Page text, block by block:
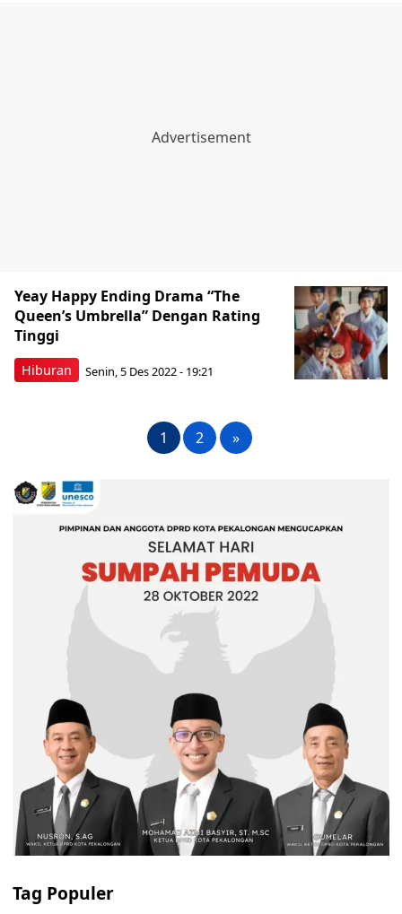
Hiburan
Yeay Happy Ending Drama “The
Queen’s Umbrella” Dengan Rating
Tinggi
Senin, 5 Des 2022 - 19:21
1 2 »
Tag Populer